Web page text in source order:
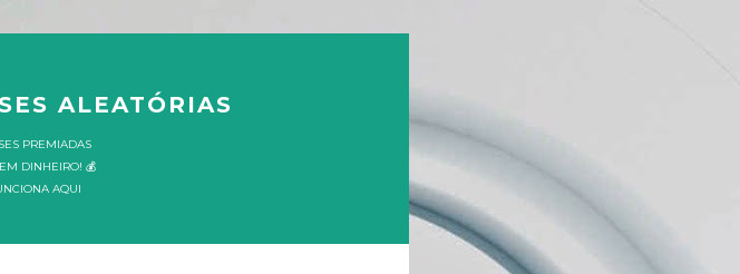
ALEATÓRIAS
PREMIADAS
DINHEIRO! 💰
AQUI